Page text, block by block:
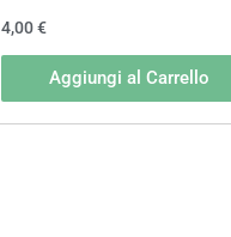
4,00€
Aggiungi al Carrello